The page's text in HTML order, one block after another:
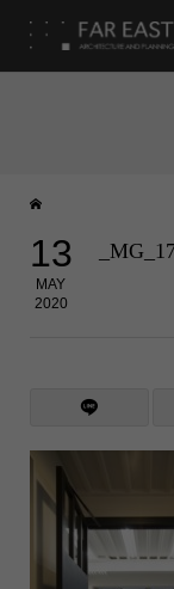
13
MAY
2020